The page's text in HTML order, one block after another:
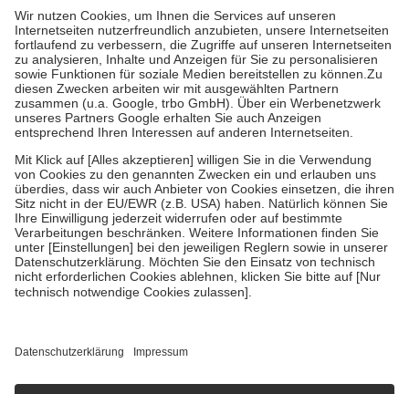
höchstens zehn Euro.
Es sind jedoch nie mehr als die tatsächlichen
Kosten der Leistung zu entrichten.
Diese Regeln gelten grundsätzlich auch für Online-Apotheken.
Bei Heilmitteln und häuslicher Krankenpflege beträgt die
Zuzahlung zehn Prozent der Kosten sowie zehn Euro je
Verordnung.
Um das Engagement der Versicherten für ihre eigene Gesundheit zu
stärken und die besondere Stellung der Familie zu unterstützen,
fallenkeine Zuzahlungenan bei:
• Kindern und Jugendlichen bis zum vollendeten 18. Lebensjahr
mit Ausnahme der Fahrkosten
• Untersuchungen zur Vorsorge und Früherkennung, die von der
GKV getragen werden
• empfohlenen Schutzimpfungen
• Harn- und Blutteststreifen
getroffen, um sicherzustellen, dass es sich um echte Bewertungen
https://help.etrusted.com/hc/de/articles/4419944605341